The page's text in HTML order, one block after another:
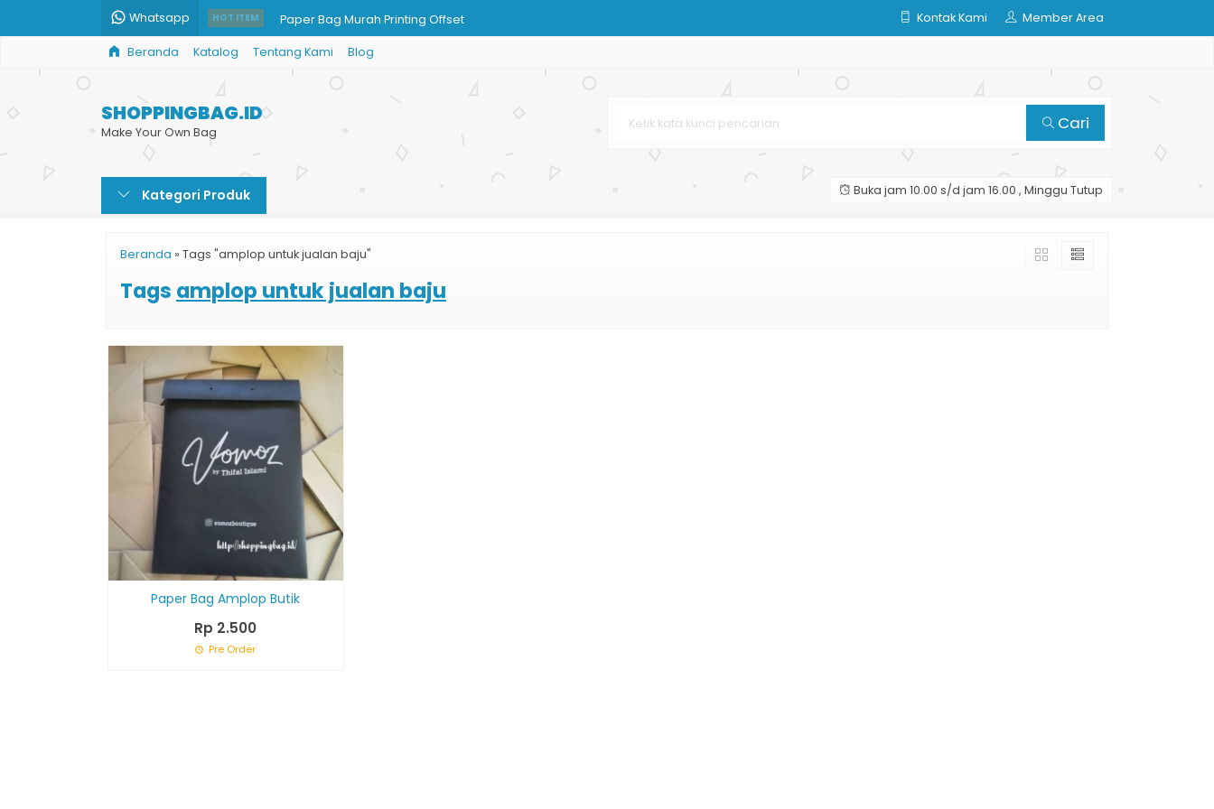
Whatsapp HOT ITEM Paper Bag Murah Printing Offset
Tas Kertas Promosi Butik
Penjual Paper Bag
Bikin Shopping Bag Dunhill
Goodie Bag Kertas Coklat
Kontak Kami Member Area
Beranda Katalog Tentang Kami Blog
SHOPPINGBAG.ID
Make Your Own Bag Cari
Kategori Produk Buka jam 10.00 s/d jam 16.00 , Minggu Tutup
Beranda » Tags "amplop untuk jualan baju"
Tags amplop untuk jualan baju
Paper Bag Amplop Butik
Rp 2.500
Pre Order